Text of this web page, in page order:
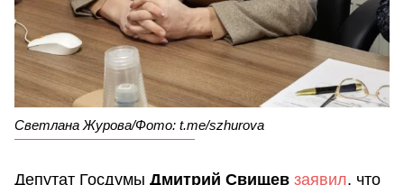
Светлана Журова/Фото: t.me/szhurova
Депутат Госдумы Дмитрий Свищев заявил, что